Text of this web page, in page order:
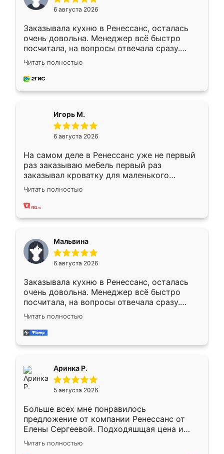
6 августа 2026
Заказывала кухню в Ренессанс, осталась
очень довольна. Менеджер всё быстро
посчитала, на вопросы отвечала сразу.
Замерщик приехал в субботу, подошёл к
делу со всей ответственностью. Собрали
за день, ребята работали аккуратно, даже
Читать полностью
Игорь М.
6 августа 2026
На самом деле в Ренессанс уже не первый
раз заказываю мебель первый раз
заказывал кроватку для маленького
ребёнка при его рождении ,во второй раз
заказал шкаф-купе. По качеству очень
хорошее сборка достаточно быстрая,
меньше, здесь же он более разнообразный.
Мне нравится ,если что-то потребуется из
мебели буду заказывать только здесь.
Читать полностью
Мальвина
6 августа 2026
Заказывала кухню в Ренессанс, осталась
очень довольна. Менеджер всё быстро
посчитала, на вопросы отвечала сразу.
Замерщик приехал в субботу, подошёл к
делу со всей ответственностью. Собрали
за день, ребята работали аккуратно, даже
Читать полностью
Аринка Р.
5 августа 2026
Больше всех мне понравилось
предложение от компании Ренессанс от
Елены Сергеевой. Подходяшщая цена и
короткие сроки изготовления. Приехавший
для замера сотрудник Владислав
Читать полностью